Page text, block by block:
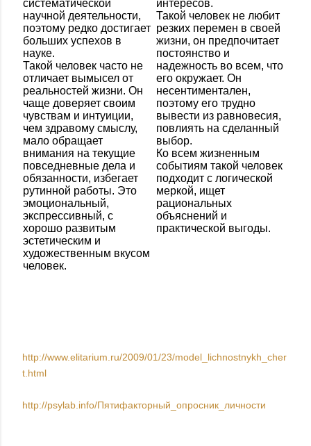
систематической
научной деятельности,
поэтому редко достигает
больших успехов в
науке.
Такой человек часто не
отличает вымысел от
реальностей жизни. Он
чаще доверяет своим
чувствам и интуиции,
чем здравому смыслу,
мало обращает
внимания на текущие
повседневные дела и
обязанности, избегает
рутинной работы. Это
эмоциональный,
экспрессивный, с
хорошо развитым
эстетическим и
художественным вкусом
человек.
интересов.
Такой человек не любит
резких перемен в своей
жизни, он предпочитает
постоянство и
надежность во всем, что
его окружает. Он
несентиментален,
поэтому его трудно
вывести из равновесия,
повлиять на сделанный
выбор.
Ко всем жизненным
событиям такой человек
подходит с логической
меркой, ищет
рациональных
объяснений и
практической выгоды.
http://www.elitarium.ru/2009/01/23/model_lichnostnykh_cher
t.html
http://psylab.info/Пятифакторный_опросник_личности